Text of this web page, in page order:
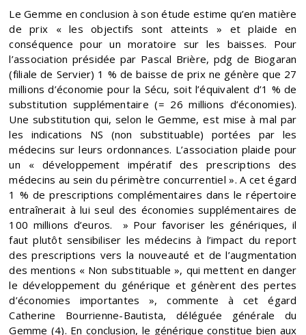
Le Gemme en conclusion à son étude estime qu’en matière
de prix « les objectifs sont atteints » et plaide en
conséquence pour un moratoire sur les baisses. Pour
l’association présidée par Pascal Brière, pdg de Biogaran
(filiale de Servier) 1 % de baisse de prix ne génère que 27
millions d’économie pour la Sécu, soit l’équivalent d’1 % de
substitution supplémentaire (= 26 millions d’économies).
Une substitution qui, selon le Gemme, est mise à mal par
les indications NS (non substituable) portées par les
médecins sur leurs ordonnances. L’association plaide pour
un « développement impératif des prescriptions des
médecins au sein du périmètre concurrentiel ». A cet égard
1 % de prescriptions complémentaires dans le répertoire
entraînerait à lui seul des économies supplémentaires de
100 millions d’euros. » Pour favoriser les génériques, il
faut plutôt sensibiliser les médecins à l’impact du report
des prescriptions vers la nouveauté et de l’augmentation
des mentions « Non substituable », qui mettent en danger
le développement du générique et génèrent des pertes
d’économies importantes », commente à cet égard
Catherine Bourrienne-Bautista, déléguée générale du
Gemme (4). En conclusion, le générique constitue bien aux